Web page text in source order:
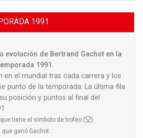
1991
evolución de Bertrand Gachot en la
1991
en el mundial tras cada carrera y los
punto de la temporada. La última fila
posición y puntos al final del
tiene el simbolo de trofeo (
)
ganó Gachot.